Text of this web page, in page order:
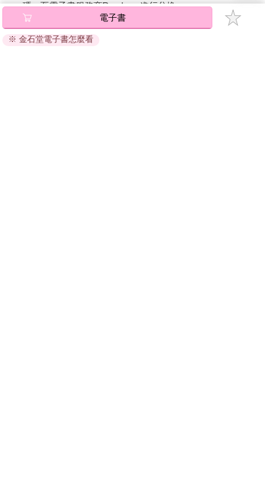
碼』至電子書服務商Readmoo進行兌換。
退換貨須知：
因版權保護，您在金石堂所購買的電子書僅能以金石堂專屬
電子書
※ 金石堂電子書怎麼看